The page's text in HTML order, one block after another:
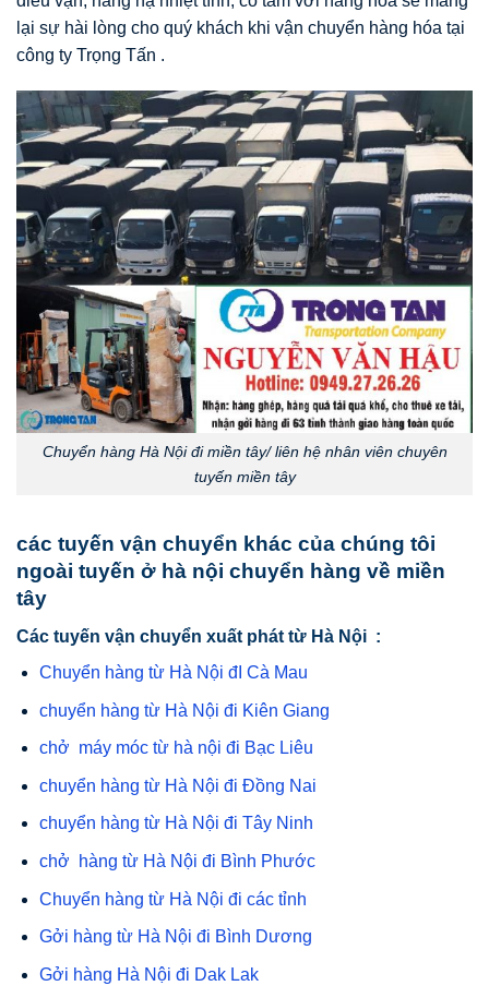
lại sự hài lòng cho quý khách khi vận chuyển hàng hóa tại
công ty Trọng Tấn .
Chuyển hàng Hà Nội đi miền tây/ liên hệ nhân viên chuyên
tuyến miền tây
các tuyến vận chuyển khác của chúng tôi
ngoài tuyến ở hà nội chuyển hàng về miền
tây
Các tuyến vận chuyển xuất phát từ Hà Nội :
Chuyển hàng từ Hà Nội đI Cà Mau
chuyển hàng từ Hà Nội đi Kiên Giang
chở máy móc từ hà nội đi Bạc Liêu
chuyển hàng từ Hà Nội đi Đồng Nai
chuyển hàng từ Hà Nội đi Tây Ninh
chở hàng từ Hà Nội đi Bình Phước
Chuyển hàng từ Hà Nội đi các tỉnh
Gởi hàng từ Hà Nội đi Bình Dương
Gởi hàng Hà Nội đi Dak Lak